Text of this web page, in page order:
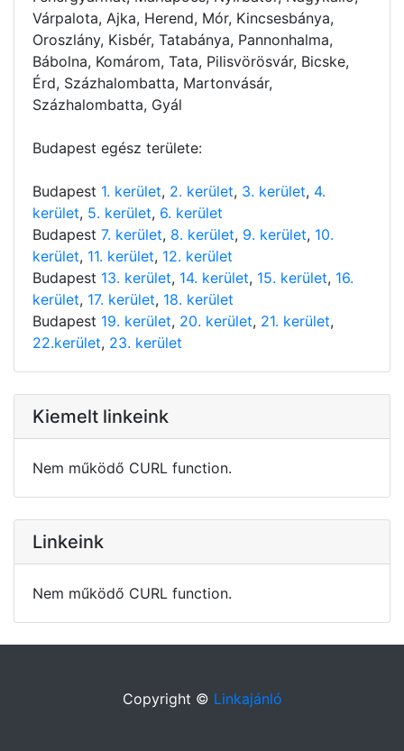
Várpalota, Ajka, Herend, Mór, Kincsesbánya,
Oroszlány, Kisbér, Tatabánya, Pannonhalma,
Bábolna, Komárom, Tata, Pilisvörösvár, Bicske,
Érd, Százhalombatta, Martonvásár,
Százhalombatta, Gyál
Budapest egész területe:
Budapest 1. kerület, 2. kerület, 3. kerület, 4.
kerület, 5. kerület, 6. kerület
Budapest 7. kerület, 8. kerület, 9. kerület, 10.
kerület, 11. kerület, 12. kerület
Budapest 13. kerület, 14. kerület, 15. kerület, 16.
kerület, 17. kerület, 18. kerület
Budapest 19. kerület, 20. kerület, 21. kerület,
22.kerület, 23. kerület
Kiemelt linkeink
Nem működő CURL function.
Linkeink
Nem működő CURL function.
Copyright © Linkajánló